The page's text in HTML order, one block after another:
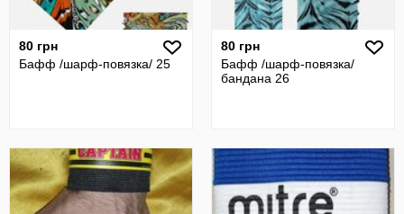
80 грн
Бафф /шарф-повязка/ 25
80 грн
Бафф /шарф-повязка/
бандана 26